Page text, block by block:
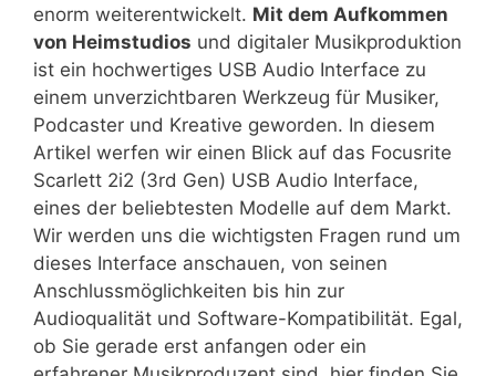
enorm weiterentwickelt. Mit dem Aufkommen
von Heimstudios und digitaler Musikproduktion
ist ein hochwertiges USB Audio Interface zu
einem unverzichtbaren Werkzeug für Musiker,
Podcaster und Kreative geworden. In diesem
Artikel werfen wir einen Blick auf das Focusrite
Scarlett 2i2 (3rd Gen) USB Audio Interface,
eines der beliebtesten Modelle auf dem Markt.
Wir werden uns die wichtigsten Fragen rund um
dieses Interface anschauen, von seinen
Anschlussmöglichkeiten bis hin zur
Audioqualität und Software-Kompatibilität. Egal,
ob Sie gerade erst anfangen oder ein